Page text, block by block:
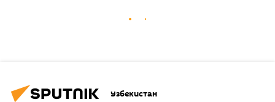
Узбекистан